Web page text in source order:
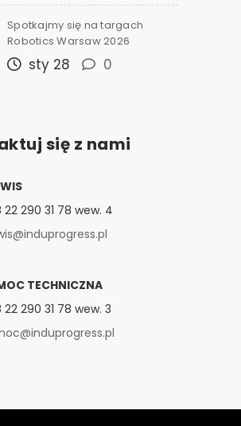
Spotkajmy się na targach
Robotics Warsaw 2026
sty 28 0
się z nami
22 290 31 78 wew. 4
TECHNICZNA
22 290 31 78 wew. 3